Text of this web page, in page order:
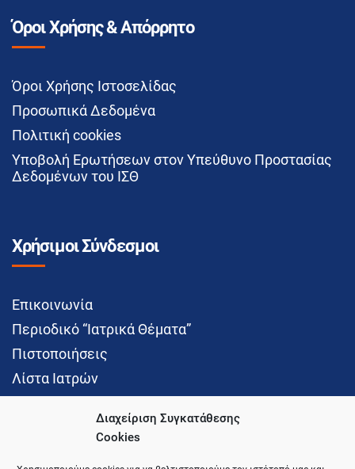
Διαχείριση Συγκατάθεσης
Cookies
Όροι Χρήσης & Απόρρητο
Όροι Χρήσης Ιστοσελίδας
Προσωπικά Δεδομένα
Πολιτική cookies
Υποβολή Ερωτήσεων στον Υπεύθυνο Προστασίας
Δεδομένων του ΙΣΘ
Χρήσιμοι Σύνδεσμοι
Επικοινωνία
Περιοδικό “Ιατρικά Θέματα”
Πιστοποιήσεις
Λίστα Ιατρών
Social Media